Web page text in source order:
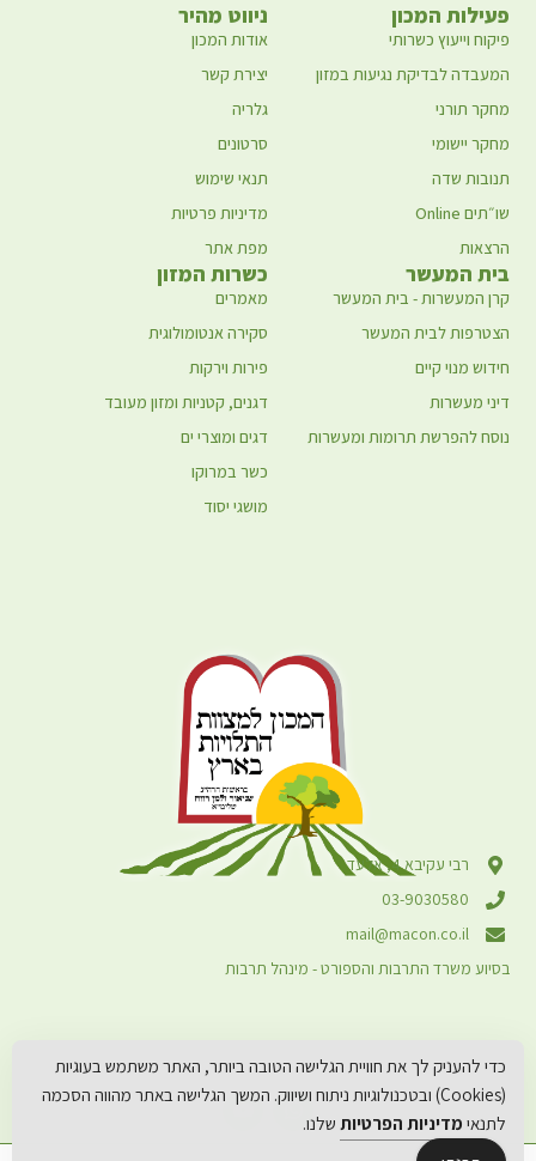
רבי עקיבא 4, אלעד
03-9030580
mail@macon.co.il
בסיוע משרד התרבות והספורט - מינהל תרבות
ניווט מהיר
אודות המכון
יצירת קשר
גלריה
סרטונים
תנאי שימוש
מדיניות פרטיות
מפת אתר
פעילות המכון
פיקוח וייעוץ כשרותי
המעבדה לבדיקת נגיעות במזון
מחקר תורני
מחקר יישומי
תנובות שדה
שו״תים Online
הרצאות
כשרות המזון
מאמרים
סקירה אנטומולוגית
פירות וירקות
דגנים, קטניות ומזון מעובד
דגים ומוצרי ים
כשר במרוקו
מושגי יסוד
בית המעשר
קרן המעשרות - בית המעשר
הצטרפות לבית המעשר
חידוש מנוי קיים
דיני מעשרות
נוסח להפרשת תרומות ומעשרות
כדי להעניק לך את חוויית הגלישה הטובה ביותר, האתר משתמש בעוגיות
(Cookies) ובטכנולוגיות ניתוח ושיווק. המשך הגלישה באתר מהווה הסכמה
לתנאי מדיניות הפרטיות שלנו.